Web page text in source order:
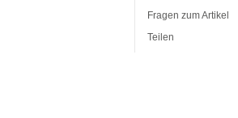
Fragen zum Artikel
Teilen